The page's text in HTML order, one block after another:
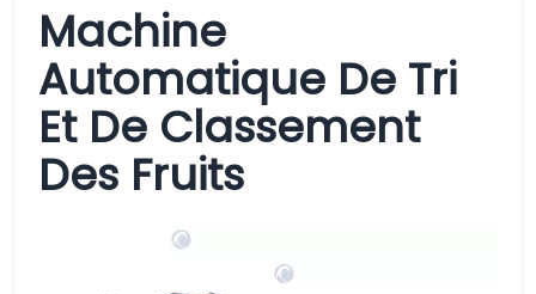
Machine
Automatique De Tri
Et De Classement
Des Fruits